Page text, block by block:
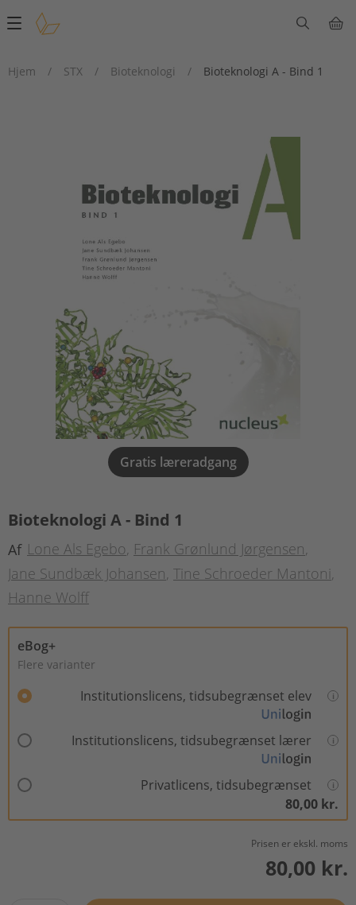
Main
Hjem
/ STX / Bioteknologi / Bioteknologi A - Bind 1
Gratis læreradgang
Bioteknologi A - Bind 1
Af Lone Als Egebo Frank Grønlund Jørgensen
Jane Sundbæk Johansen Tine Schroeder Mantoni
Hanne Wolff
eBog+
Flere varianter
Institutionslicens, tidsubegrænset elev
Institutionslicens, tidsubegrænset lærer
Privatlicens, tidsubegrænset
80,00 kr.
Prisen er ekskl. moms
80,00 kr.